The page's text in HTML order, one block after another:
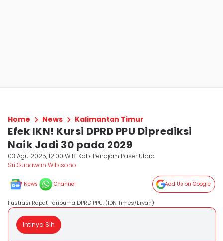
Home News Kalimantan Timur
Efek IKN! Kursi DPRD PPU Diprediksi
Naik Jadi 30 pada 2029
03 Agu 2025, 12:00 WIB Kab. Penajam Paser Utara
Sri Gunawan Wibisono
News Channel Add Us on Google
Ilustrasi Rapat Paripurna DPRD PPU, (IDN Times/Ervan)
Intinya Sih